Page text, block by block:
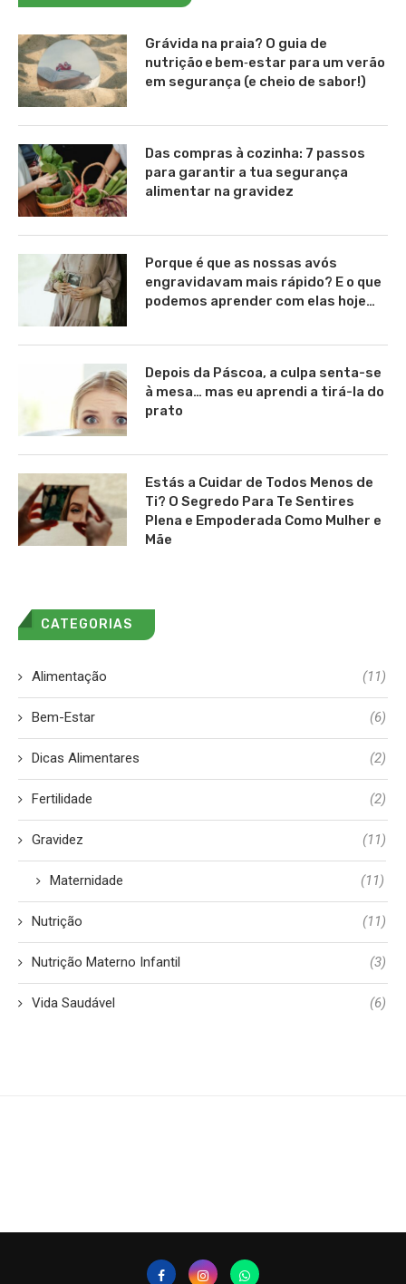
Grávida na praia? O guia de
nutrição e bem‑estar para um verão
em segurança (e cheio de sabor!)
Das compras à cozinha: 7 passos
para garantir a tua segurança
alimentar na gravidez
Porque é que as nossas avós
engravidavam mais rápido? E o que
podemos aprender com elas hoje…
Depois da Páscoa, a culpa senta-se
à mesa… mas eu aprendi a tirá-la do
prato
Estás a Cuidar de Todos Menos de
Ti? O Segredo Para Te Sentires
Plena e Empoderada Como Mulher e
Mãe
CATEGORIAS
Alimentação (11)
Bem-Estar (6)
Dicas Alimentares (2)
Fertilidade (2)
Gravidez (11)
Maternidade (11)
Nutrição (11)
Nutrição Materno Infantil (3)
Vida Saudável (6)